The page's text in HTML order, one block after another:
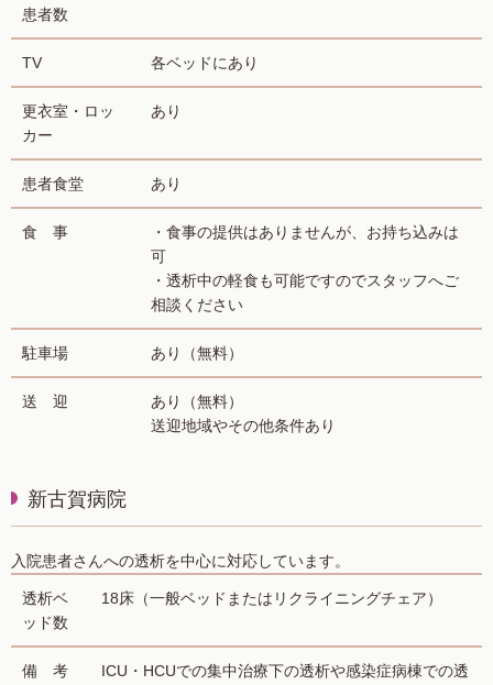
患者数
TV 各ベッドにあり
更衣室・ロッ
カー
あり
患者食堂 あり
食 事
・食事の提供はありませんが、お持ち込みは
可
・透析中の軽食も可能ですのでスタッフへご
相談ください
駐車場 あり（無料）
送 迎
あり（無料）
送迎地域やその他条件あり
新古賀病院
入院患者さんへの透析を中心に対応しています。
透析ベ
ッド数
18床（一般ベッドまたはリクライニングチェア）
備 考
ICU・HCUでの集中治療下の透析や感染症病棟での透